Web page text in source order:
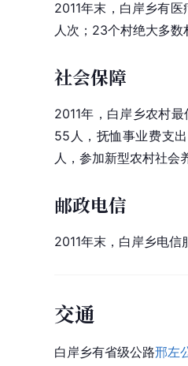
2011年末，白岸乡有
人次；23个村绝大多
社会保障
2011年，白岸乡农村
55人，抚恤事业费支
人，参加新型农村社
邮政电信
2011年末，白岸乡电
交通
白岸乡有省级公路邢左